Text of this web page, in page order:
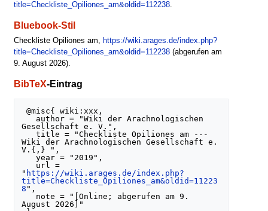
title=Checkliste_Opiliones_am&oldid=112238.
Bluebook-Stil
Checkliste Opiliones am, https://wiki.arages.de/index.php?
title=Checkliste_Opiliones_am&oldid=112238(abgerufen am
9. August 2026).
BibTeX-Eintrag
@misc{ wiki:xxx,
Gesellschaft e. V.",
   title = "Checkliste Opiliones am ---
Wiki der Arachnologischen Gesellschaft e.
V.{,} ",
   year = "2019",
" https://wiki.arages.de/index.php?
title=Checkliste_Opiliones_am&oldid=11223
8 ",
August 2026]"